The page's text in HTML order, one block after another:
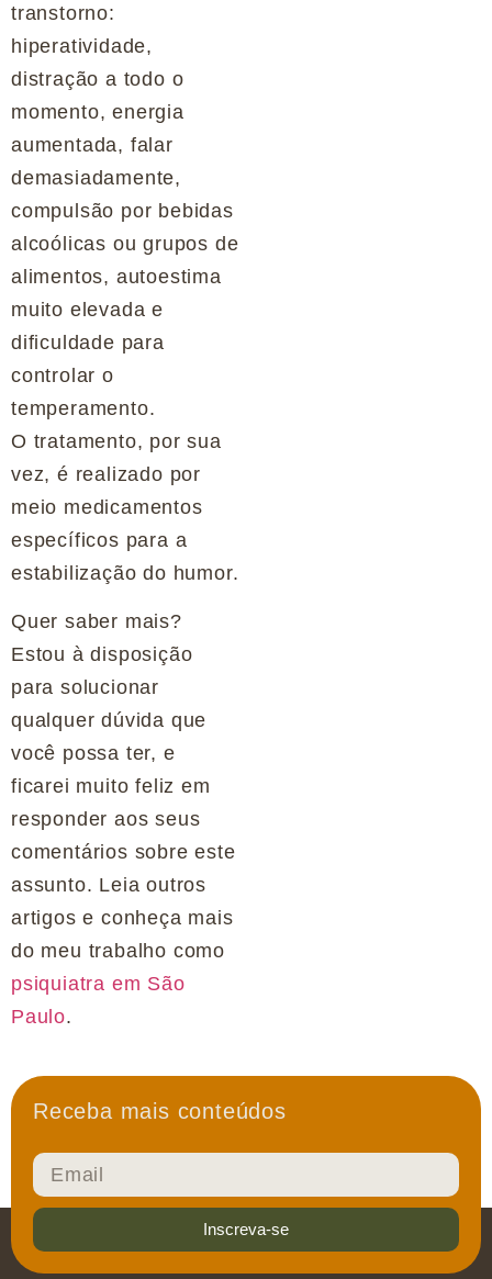
transtorno:
hiperatividade,
distração a todo o
momento, energia
aumentada, falar
demasiadamente,
compulsão por bebidas
alcoólicas ou grupos de
alimentos, autoestima
muito elevada e
dificuldade para
controlar o
temperamento.
O tratamento, por sua
vez, é realizado por
meio medicamentos
específicos para a
estabilização do humor.
Quer saber mais?
Estou à disposição
para solucionar
qualquer dúvida que
você possa ter, e
ficarei muito feliz em
responder aos seus
comentários sobre este
assunto. Leia outros
artigos e conheça mais
do meu trabalho como
psiquiatra em São
Paulo.
Receba mais conteúdos
Inscreva-se